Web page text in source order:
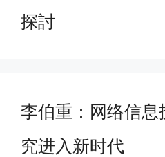
探討
李伯重：网络信
究进入新时代